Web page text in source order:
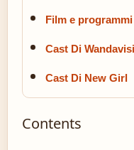
Film e
Cast Di
Cast Di New Girl
Contents